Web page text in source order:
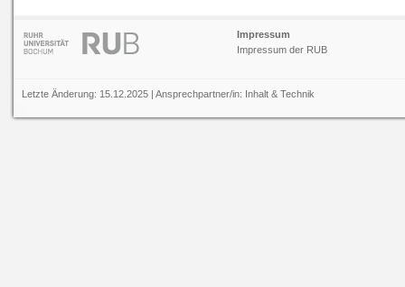
Impressum
Impressum der RUB
Letzte Änderung: 15.12.2025 | Ansprechpartner/in: Inhalt &Technik